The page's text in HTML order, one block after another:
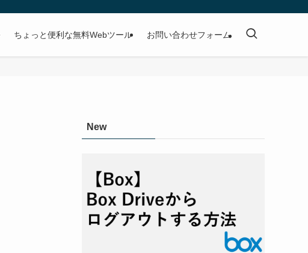
ちょっと便利な無料Webツール お問い合わせフォーム
New